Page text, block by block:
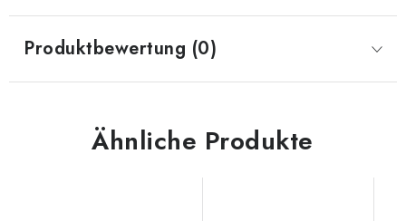
Produktbewertung (0)
Ähnliche Produkte